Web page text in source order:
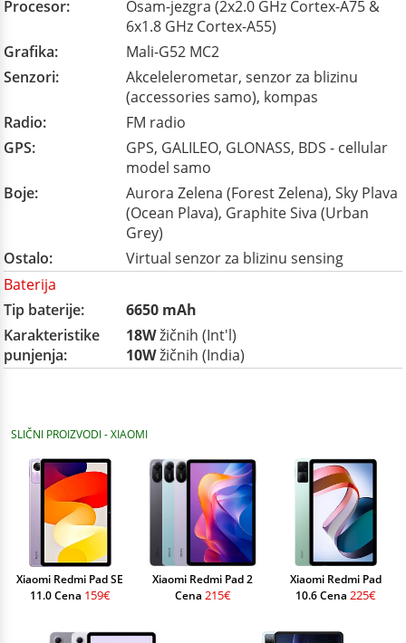
Procesor:
Osam-jezgra (2x2.0 GHz Cortex-A75 &
6x1.8 GHz Cortex-A55)
Grafika:
Mali-G52 MC2
Senzori:
Akcelelerometar, senzor za blizinu
(accessories samo), kompas
Radio:
FM radio
GPS:
GPS, GALILEO, GLONASS, BDS - cellular
model samo
Boje:
Aurora Zelena (Forest Zelena), Sky Plava
(Ocean Plava), Graphite Siva (Urban
Grey)
Ostalo:
Virtual senzor za blizinu sensing
Baterija
Tip baterije:
6650 mAh
Karakteristike
punjenja:
18Wžičnih (Int'l)
10Wžičnih (India)
SLIČNI PROIZVODI - XIAOMI
Xiaomi Redmi Pad SE
11.0 Cena 159€
Xiaomi Redmi Pad 2
Cena 215€
Xiaomi Redmi Pad
10.6 Cena 225€